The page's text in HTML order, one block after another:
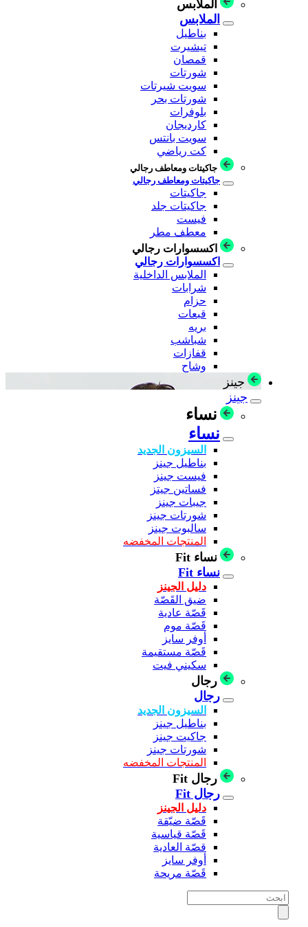
الملابس
الملابس
بناطيل
تيشيرت
قمصان
شورتات
سويت شيرتات
شورتات بحر
بلوفرات
كارديجان
سويت بانتس
كت رياضي
جاكيتات ومعاطف رجالي
جاكيتات ومعاطف رجالي
جاكيتات
جاكيتات جلد
فيست
معطف مطر
اكسسوارات رجالي
اكسسوارات رجالي
الملابس الداخلية
شرابات
حزام
قبعات
بريه
شباشب
قفازات
وشاح
جينز
جينز
نساء
نساء
السيزون الجديد
بناطيل جينز
فيست جينز
فساتين جيتز
جيبات جينز
شورتات جينز
سالبوت جينز
المنتجات المخفضه
نساء Fit
نساء Fit
دليل الجينز
ضيق القَصّة
قَصّة عادية
قَصّة موم
أوفر سايز
قَصّة مستقيمة
سكيني فيت
رجال
رجال
السيزون الجديد
بناطيل جينز
جاكيت جينز
شورتات جينز
المنتجات المخفضه
رجال Fit
رجال Fit
دليل الجينز
قَصّة ضيّقة
قَصّة قياسية
قصّة العادية
أوفر سايز
قَصّة مريحة